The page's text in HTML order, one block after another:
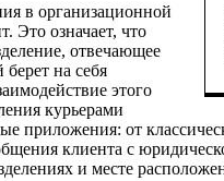
в организационной
Это означает, что
отвечающее
на себя
этого
курьерами
приложения: от
клиента с
и месте